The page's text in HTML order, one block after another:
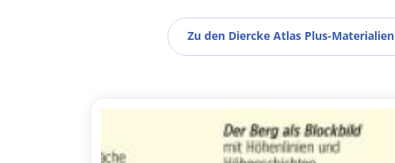
Zu den Diercke Atlas Plus-Materialien